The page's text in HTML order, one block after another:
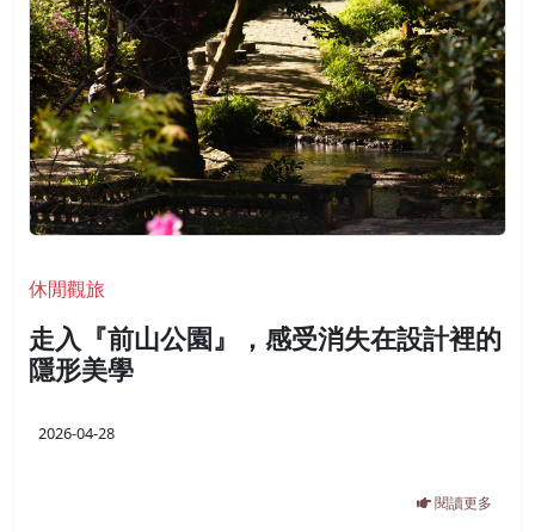
休閒觀旅
走入『前山公園』，感受消失在設計裡的
隱形美學
2026-04-28
閱讀更多